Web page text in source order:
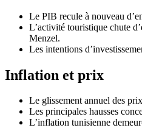
Le PIB recule à nouveau
L’activité touristique chute
Menzel.
Les intentions
Inflation et prix
Le glissement annuel des
Les principales hausses
L’inflation tunisienne